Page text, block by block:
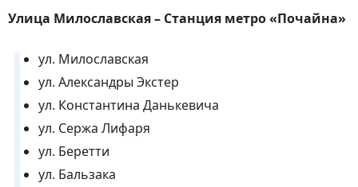
Улица Милославская – Станция метро «Почайна»
ул. Милославская
ул. Александры Экстер
ул. Константина Данькевича
ул. Сержа Лифаря
ул. Беретти
ул. Бальзака